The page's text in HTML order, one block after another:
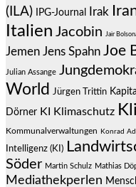
(ILA)
IPG-Journal Irak
Italien Jacobin Jair
Jemen Jens Spahn Joe
Julian Assange
World
Jürgen Trittin
Dörner KI Klimaschutz
Kommunalverwaltungen Konrad
Intelligenz (KI)
Söder Martin Schulz Mathias
Mediathekperlen